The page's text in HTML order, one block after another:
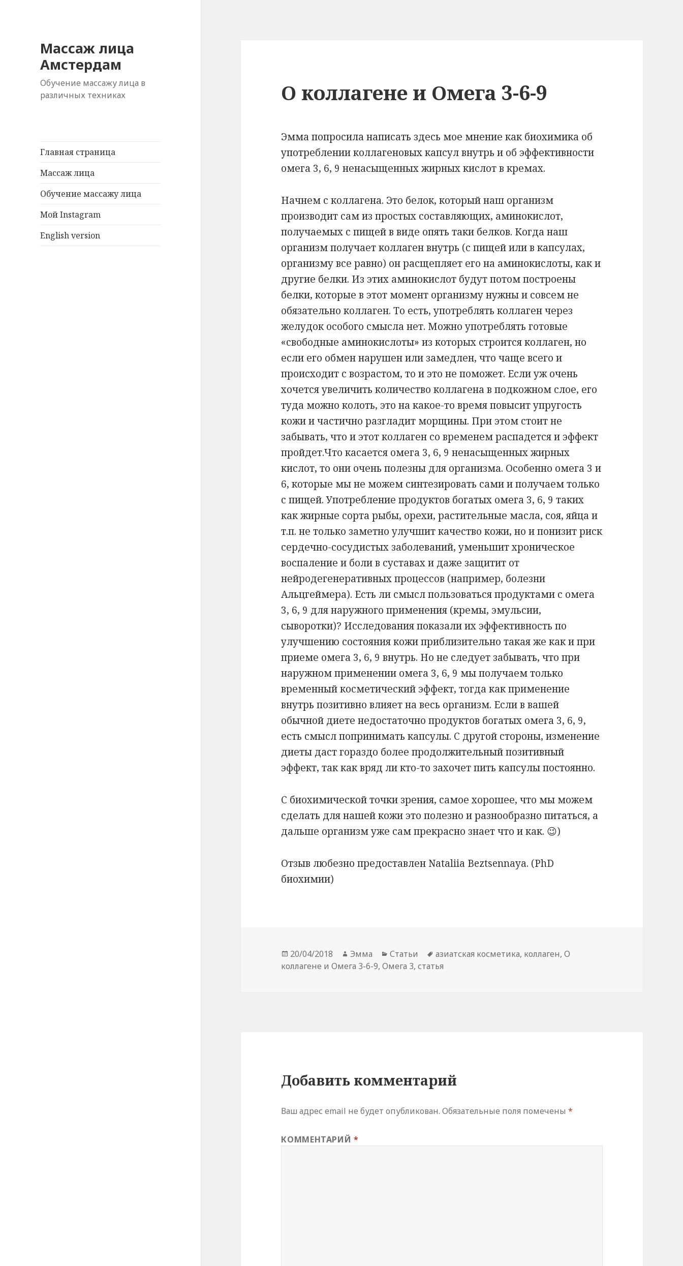
Массаж лица
Амстердам
Обучение массажу лица в
различных техниках
Главная страница
Массаж лица
Обучение массажу лица
Мой Instagram
English version
О коллагене и Омега 3-6-9
Эмма попросила написать здесь мое мнение как биохимика об
употреблении коллагеновых капсул внутрь и об эффективности
омега 3, 6, 9 ненасыщенных жирных кислот в кремах.
Начнем с коллагена. Это белок, который наш организм
производит сам из простых составляющих, аминокислот,
получаемых с пищей в виде опять таки белков. Когда наш
организм получает коллаген внутрь (с пищей или в капсулах,
организму все равно) он расщепляет его на аминокислоты, как и
другие белки. Из этих аминокислот будут потом построены
белки, которые в этот момент организму нужны и совсем не
обязательно коллаген. То есть, употреблять коллаген через
желудок особого смысла нет. Можно употреблять готовые
«свободные аминокислоты» из которых строится коллаген, но
если его обмен нарушен или замедлен, что чаще всего и
происходит с возрастом, то и это не поможет. Если уж очень
хочется увеличить количество коллагена в подкожном слое, его
туда можно колоть, это на какое-то время повысит упругость
кожи и частично разгладит морщины. При этом стоит не
забывать, что и этот коллаген со временем распадется и эффект
пройдет.Что касается омега 3, 6, 9 ненасыщенных жирных
кислот, то они очень полезны для организма. Особенно омега 3 и
6, которые мы не можем синтезировать сами и получаем только
с пищей. Употребление продуктов богатых омега 3, 6, 9 таких
как жирные сорта рыбы, орехи, растительные масла, соя, яйца и
т.п. не только заметно улучшит качество кожи, но и понизит риск
сердечно-сосудистых заболеваний, уменьшит хроническое
воспаление и боли в суставах и даже защитит от
нейродегенеративных процессов (например, болезни
Альцгеймера). Есть ли смысл пользоваться продуктами с омега
3, 6, 9 для наружного применения (кремы, эмульсии,
сыворотки)? Исследования показали их эффективность по
улучшению состояния кожи приблизительно такая же как и при
приеме омега 3, 6, 9 внутрь. Но не следует забывать, что при
наружном применении омега 3, 6, 9 мы получаем только
временный косметический эффект, тогда как применение
внутрь позитивно влияет на весь организм. Если в вашей
обычной диете недостаточно продуктов богатых омега 3, 6, 9,
есть смысл попринимать капсулы. С другой стороны, изменение
диеты даст гораздо более продолжительный позитивный
эффект, так как вряд ли кто-то захочет пить капсулы постоянно.
С биохимической точки зрения, самое хорошее, что мы можем
сделать для нашей кожи это полезно и разнообразно питаться, а
дальше организм уже сам прекрасно знает что и как. 😉)
Отзыв любезно предоставлен Nataliia Beztsennaya. (PhD
биохимии)
Опубликовано
20/04/2018 Автор
Эмма Рубрики
Статьи Метки
азиатская косметика, коллаген,О
коллагене и Омега 3-6-9,Омега 3,статья
Добавить комментарий
Ваш адрес email не будет опубликован. Обязательные поля помечены*
КОММЕНТАРИЙ*